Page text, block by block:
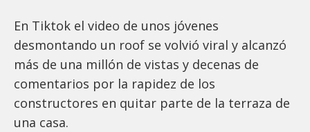
En Tiktok el video de unos jóvenes
desmontando un roof se volvió viral y alcanzó
más de una millón de vistas y decenas de
comentarios por la rapidez de los
constructores en quitar parte de la terraza de
una casa.